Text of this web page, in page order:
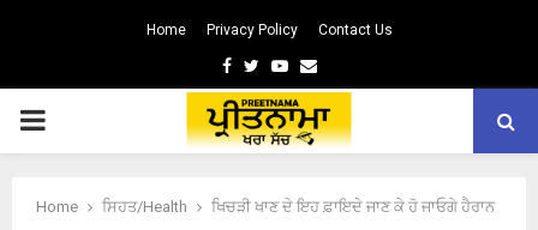
Home Privacy Policy Contact Us
Facebook
TwitterYoutube
Email
PRIMARY
Home ਸਿਹਤ/Health ਖਿਚੜੀ ਖਾਣ ਦੇ ਇਹ ਫ਼ਾਇਦੇ ਜਾਣ ਕੇ ਹੋ ਜਾਓਗੇ ਹੈਰਾਨ